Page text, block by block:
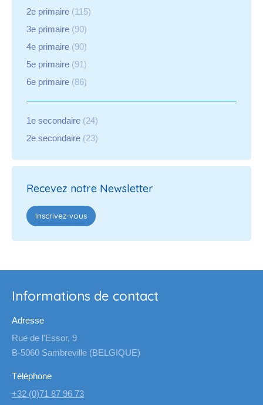
2e primaire (115)
3e primaire (90)
4e primaire (90)
5e primaire (91)
6e primaire (86)
1e secondaire (24)
2e secondaire (23)
Recevez notre Newsletter
Inscrivez-vous
Informations de contact
Adresse
Rue de l'Essor, 9
B-5060 Sambreville (BELGIQUE)
Téléphone
+32 (0)71 87 96 73